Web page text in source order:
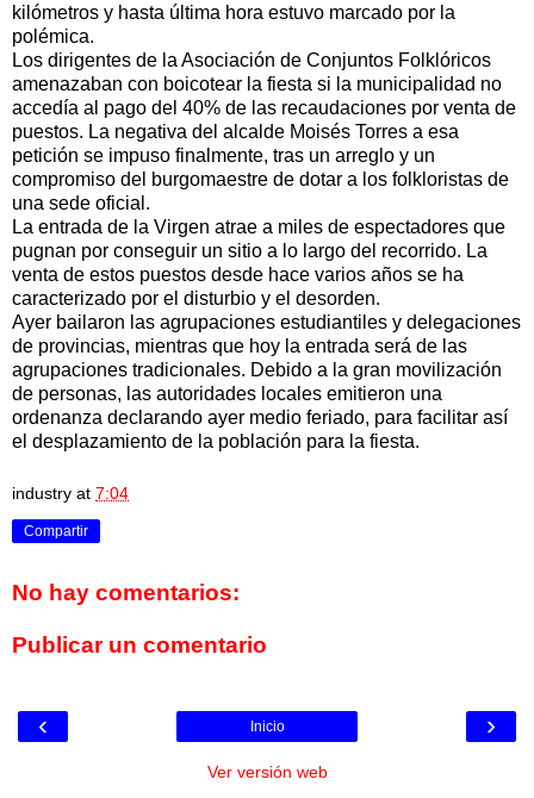
kilómetros y hasta última hora estuvo marcado por la
polémica.
Los dirigentes de la Asociación de Conjuntos Folklóricos
amenazaban con boicotear la fiesta si la municipalidad no
accedía al pago del 40% de las recaudaciones por venta de
puestos. La negativa del alcalde Moisés Torres a esa
petición se impuso finalmente, tras un arreglo y un
compromiso del burgomaestre de dotar a los folkloristas de
una sede oficial.
La entrada de la Virgen atrae a miles de espectadores que
pugnan por conseguir un sitio a lo largo del recorrido. La
venta de estos puestos desde hace varios años se ha
caracterizado por el disturbio y el desorden.
Ayer bailaron las agrupaciones estudiantiles y delegaciones
de provincias, mientras que hoy la entrada será de las
agrupaciones tradicionales. Debido a la gran movilización
de personas, las autoridades locales emitieron una
ordenanza declarando ayer medio feriado, para facilitar así
el desplazamiento de la población para la fiesta.
industry at 7:04
Compartir
No hay comentarios:
Publicar un comentario
‹ ›
Inicio
Ver versión web